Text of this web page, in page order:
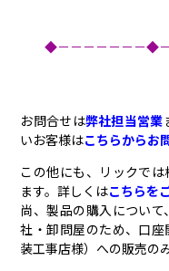
◆－－－－－－－◆
お問合せは弊社担当営業
いお客様はこちらからお
この他にも、リックで
ます。詳しくはこちらを
尚、製品の購入につい
社・卸問屋のため、口
装工事店様）への販売の